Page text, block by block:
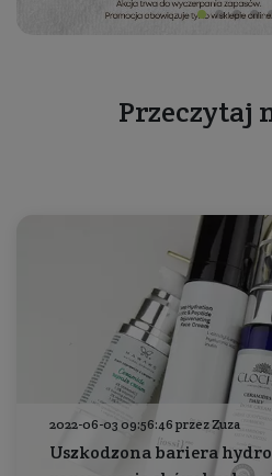
Przeczytaj
2022-06-03 09:56:46 przez Zuza
Uszkodzona bariera